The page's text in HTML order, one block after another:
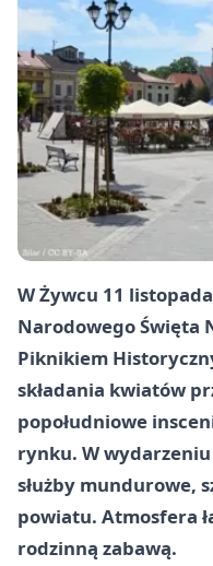
W Żywcu 11
Narodowego Święta
Piknikiem
składania kwiatów
popołudniowe
rynku. W
służby mundurowe,
powiatu. Atmosfera
rodzinną zabawą.